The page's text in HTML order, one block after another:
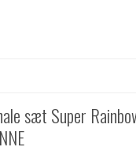
sæt Super